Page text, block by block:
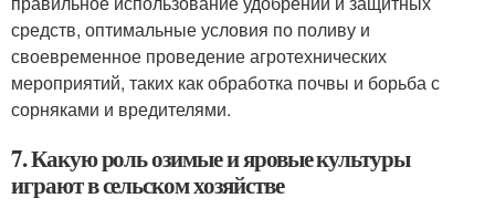
средств, оптимальные условия по поливу и
своевременное проведение агротехнических
мероприятий, таких как обработка почвы и борьба с
сорняками и вредителями.
7. Какую роль озимые и яровые культуры
играют в сельском хозяйстве